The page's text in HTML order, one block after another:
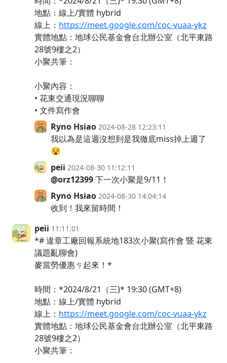
地點：線上/實體 hybrid
線上： https://meet.google.com/coc-vuaa-ykz
實體地點：地球公民基金會台北辦公室（北平東路
28號9樓之2）
小聚共筆：
小聚內容：
• 花東交通現況聊聊
• 文件寫作會
Ryno Hsiao 2024-08-28 12:23:11
我以為是這週沒想到是我徹底miss掉上週了
😵
peii 2024-08-30 11:12:11
@orz12399下一次小聚是9/11！
Ryno Hsiao 2024-08-30 14:04:14
收到！我來留時間！
peii 11:11:01
*# 違章工廠回報系統地183次小聚(寫作會 暨 花東
議題亂聊會)
麥當勞優惠ㄘ起來！*
時間：*2024/8/21（三)* 19:30 (GMT+8)
地點：線上/實體 hybrid
線上： https://meet.google.com/coc-vuaa-ykz
實體地點：地球公民基金會台北辦公室（北平東路
28號9樓之2）
小聚共筆：